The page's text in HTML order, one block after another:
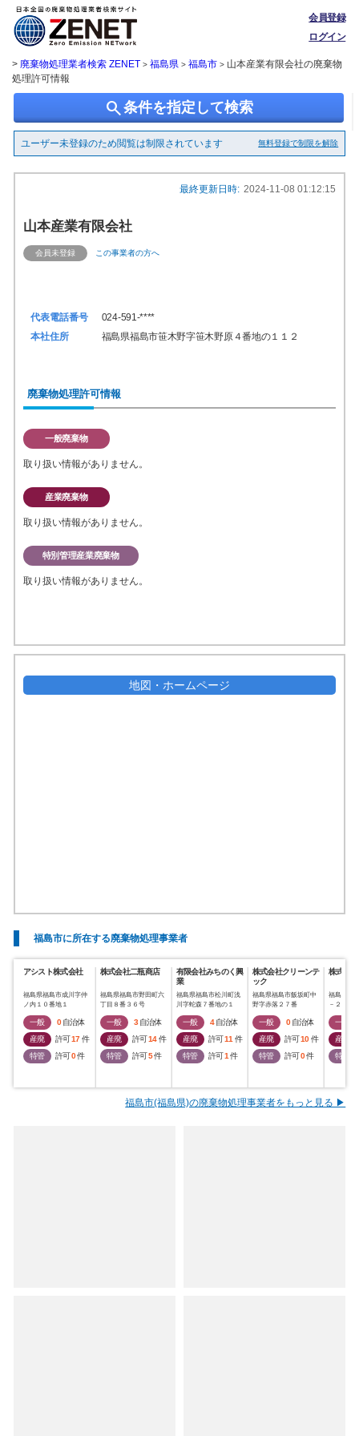
会員登録
ログイン
> 廃棄物処理業者検索 ZENET > 福島県 > 福島市> 山本産業有限会社の廃棄物
処理許可情報
search条件を指定して検索
ユーザー未登録のため閲覧は制限されています 無料登録で制限を解除
最終更新日時: 2024-11-08 01:12:15
山本産業有限会社
会員未登録 この事業者の方へ
代表電話番号
024-591-****
本社住所
福島県福島市笹木野字笹木野原４番地の１１２
廃棄物処理許可情報
一般廃棄物
取り扱い情報がありません。
産業廃棄物
取り扱い情報がありません。
特別管理産業廃棄物
取り扱い情報がありません。
地図・ホームページ
福島市に所在する廃棄物処理事業者
アシスト株式会社
福島県福島市成川字仲
ノ内１０番地１
一般 0 自治体
産廃
許可17 件
特管
許可0件
株式会社二瓶商店
福島県福島市野田町六
丁目８番３６号
一般 3 自治体
産廃
許可14 件
特管
許可5件
有限会社みちのく興
業
福島県福島市松川町浅
川字蛇森７番地の１
一般 4 自治体
産廃
許可11 件
特管
許可1 件
株式会社クリーンテ
ック
福島県福島市飯坂町中
野字赤落２７番
一般 0 自治体
産廃
許可10 件
特管
許可0件
株式会
福島県福
－２０
一般
産廃
特管
福島市(福島県)の廃棄物処理事業者をもっと見る ▶